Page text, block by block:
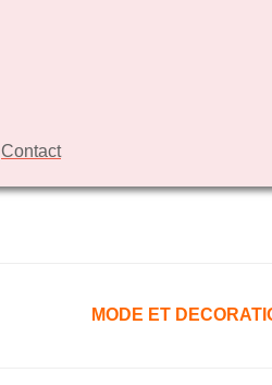
Contact
MODE ET